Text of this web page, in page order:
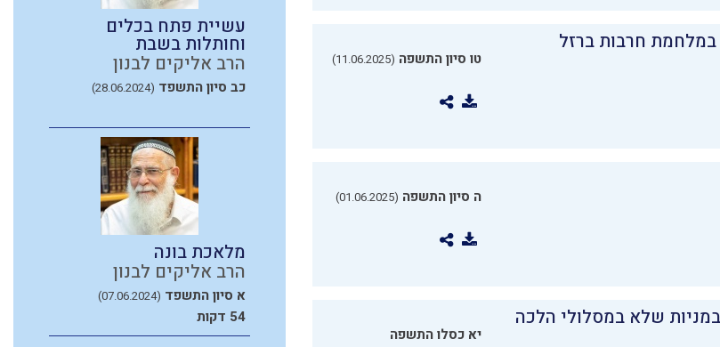
חרבות ברזל
טו סיון התשפה (11.06.2025)
ה סיון התשפה (01.06.2025)
שלא במסלולי הלכה
יא כסלו התשפה
עשיית פתח בכלים
וחותלות בשבת
הרב אליקים לבנון
כב סיון התשפד (28.06.2024)
מלאכת בונה
הרב אליקים לבנון
א סיון התשפד (07.06.2024)
54 דקות